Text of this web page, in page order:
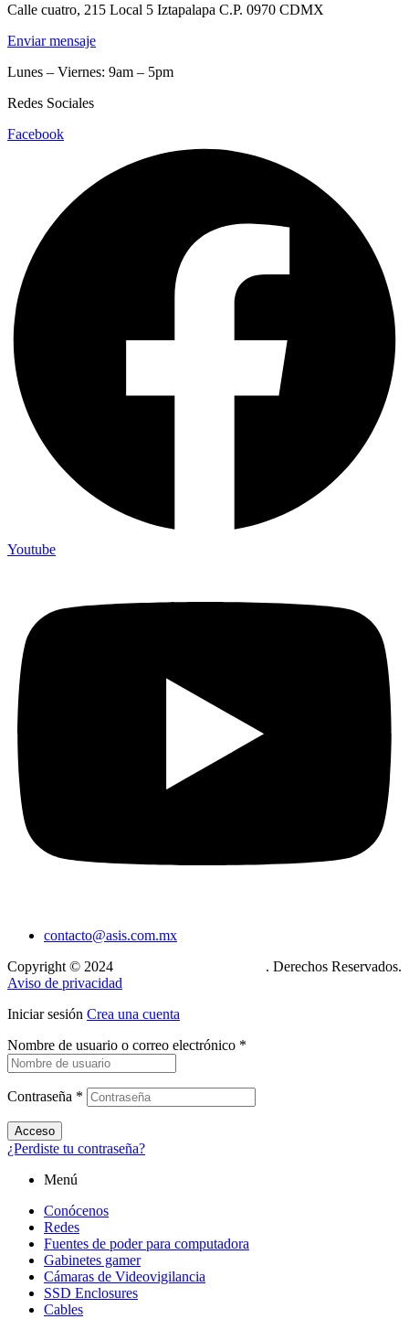
Calle cuatro, 215 Local 5 Iztapalapa C.P. 0970 CDMX
Enviar mensaje
Lunes – Viernes: 9am – 5pm
Redes Sociales
Facebook
Youtube
contacto@asis.com.mx
Copyright © 2024
. Derechos Reservados.
Aviso de privacidad
Iniciar sesión Crea una cuenta
Nombre de usuario o correo electrónico *
Contraseña *
Acceso
¿Perdiste tu contraseña?
Menú
Conócenos
Redes
Fuentes de poder para computadora
Gabinetes gamer
Cámaras de Videovigilancia
SSD Enclosures
Cables